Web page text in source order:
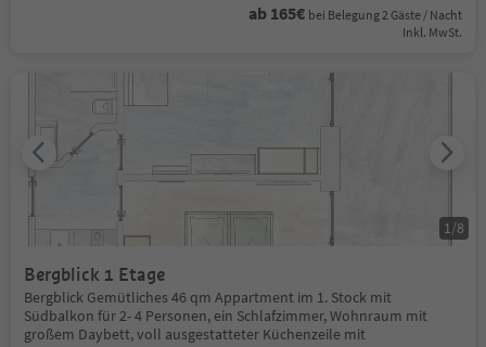
ab 165€ bei Belegung 2 Gäste / Nacht
Inkl. MwSt.
Bergblick 1 Etage
Bergblick Gemütliches 46 qm Appartment im 1. Stock mit
Südbalkon für 2- 4 Personen, ein Schlafzimmer, Wohnraum mit
großem Daybett, voll ausgestatteter Küchenzeile mit
1 /8